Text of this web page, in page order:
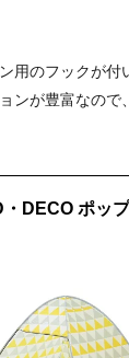
用のフックが付
ンが豊富なので
DECO ポップ